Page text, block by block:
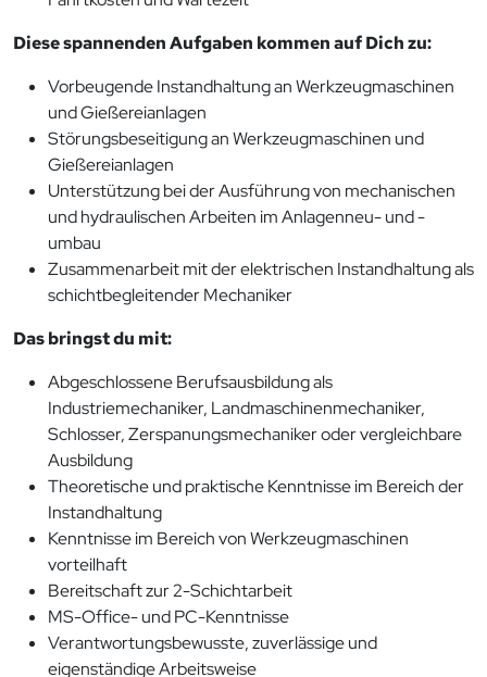
Diese spannenden Aufgaben kommen auf Dich zu:
Vorbeugende Instandhaltung an Werkzeugmaschinen
und Gießereianlagen
Störungsbeseitigung an Werkzeugmaschinen und
Gießereianlagen
Unterstützung bei der Ausführung von mechanischen
und hydraulischen Arbeiten im Anlagenneu- und -
umbau
Zusammenarbeit mit der elektrischen Instandhaltung als
schichtbegleitender Mechaniker
Das bringst du mit:
Abgeschlossene Berufsausbildung als
Industriemechaniker, Landmaschinenmechaniker,
Schlosser, Zerspanungsmechaniker oder vergleichbare
Ausbildung
Theoretische und praktische Kenntnisse im Bereich der
Instandhaltung
Kenntnisse im Bereich von Werkzeugmaschinen
vorteilhaft
Bereitschaft zur 2-Schichtarbeit
MS-Office- und PC-Kenntnisse
Verantwortungsbewusste, zuverlässige und
eigenständige Arbeitsweise